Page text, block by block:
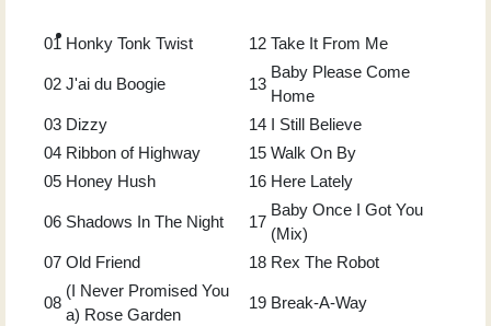
01 Honky Tonk Twist 12 Take It From Me
02 J'ai du Boogie 13
Baby Please Come
Home
03 Dizzy 14 I Still Believe
04 Ribbon of Highway 15 Walk On By
05 Honey Hush 16 Here Lately
06 Shadows In The Night 17
Baby Once I Got You
(Mix)
07 Old Friend 18 Rex The Robot
08
(I Never Promised You
a) Rose Garden
19 Break-A-Way